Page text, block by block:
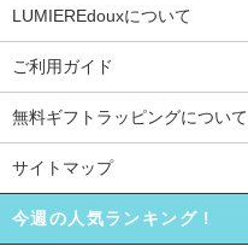
LUMIEREdouxについて
ご利用ガイド
無料ギフトラッピングについて
サイトマップ
今週の人気ランキング！